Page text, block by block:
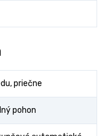
priečne
pohon